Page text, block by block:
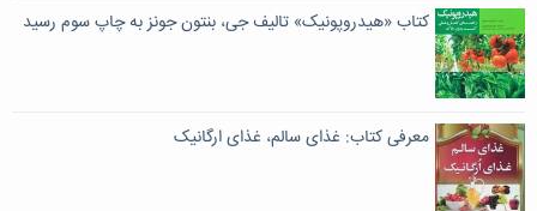
کتاب «هیدروپونیک» تالیف جی، بنتون جونز به چاپ سوم رسید
معرفی کتاب: غذای سالم، غذای ارگانیک